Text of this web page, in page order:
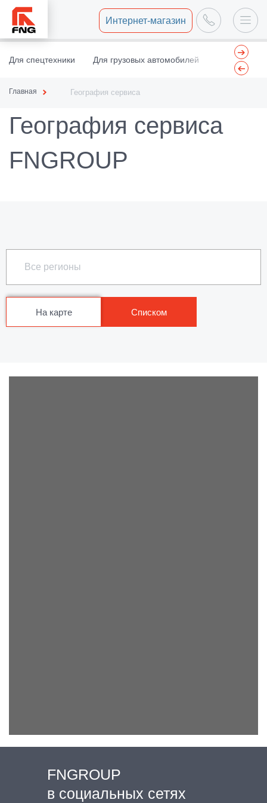
Интернет-магазин
Для спецтехники Для грузовых автомобилей Центр
Главная География сервиса
География сервиса
FNGROUP
Все регионы
На карте Списком
FNGROUP
в социальных сетях